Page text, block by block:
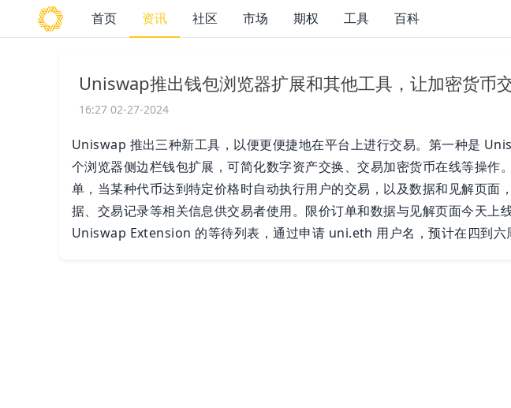
首页 资讯 社区 市场 期权 工具 百科
Uniswap推出钱包浏览器扩展和其他工具，让加密货币
16:27 02-27-2024
Uniswap 推出三种新工具，以便更便捷地在平台上进行交易。第一种是
个浏览器侧边栏钱包扩展，可简化数字资产交换、交易加密货币在线等操作
单，当某种代币达到特定价格时自动执行用户的交易，以及数据和见解页面
据、交易记录等相关信息供交易者使用。限价订单和数据与见解页面今天上
Uniswap Extension 的等待列表，通过申请 uni.eth 用户名，预计在四到六